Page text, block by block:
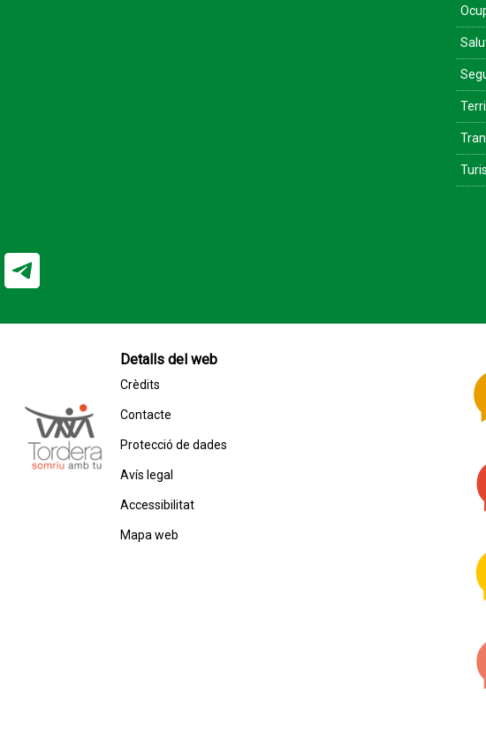
Detalls del web
Crèdits
Contacte
Protecció de dades
Avís legal
Accessibilitat
Mapa web